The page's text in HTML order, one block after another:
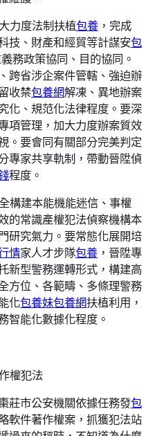
力度法制扶植包養，完成
技、財產和經貿等計謀安包
務政策協同、目的協同。
跨省涉企案件管轄、強迫辦
收禁包養網解凍、異地辦案
化、規范化法律程度。要深
項管理，加大力度辦案質效
。要會同有關部分完美判定
專家共享軌制，帶動晉陞偵
程度。
構建本能機能迷信、事權
的常識產權犯法偵察機構本
研究氣力。要常態化展開培
情家人才步隊包養 ，晉陞專
新型警務運轉形式，構建高
方位、各範疇、多條理警務
化包養妹包養網扶植利用，
智能化數據化程度。
權犯法
莊市公安機關依據任務發包
軟件著作權案，抓獲犯法站